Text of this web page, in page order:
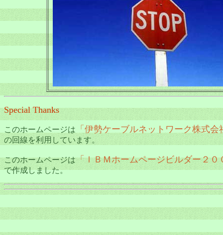
Special Thanks
このホームページは 「伊勢ケーブルネットワーク株式
の回線を利用しています。
このホームページは「ＩＢＭホームページビルダー２０
で作成しました。